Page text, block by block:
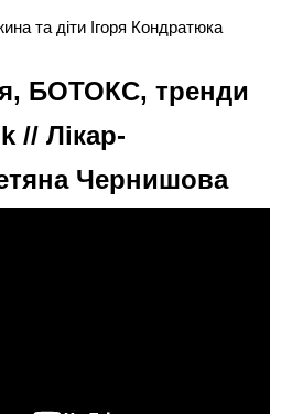
та діти Ігоря Кондратюка
БОТОКС, тренди
// Лікар-
Чернишова